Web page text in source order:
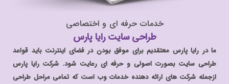
خدمات حرفه ای و اختصاصی
طراحی سایت رایا پارس
ما در رایا پارس معتقدیم برای موفق بودن در فضای اینترنت باید قواعد
طراحی سایت بصورت اصولی و حرفه ای رعایت شود. شرکت رایا پارس
ازجمله شرکت ‌های ارائه دهنده خدمات وب است که تمامی مراحل طراحی